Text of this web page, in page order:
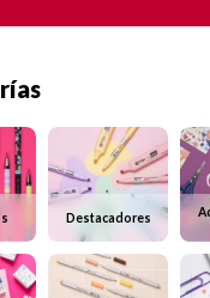
Destacadores